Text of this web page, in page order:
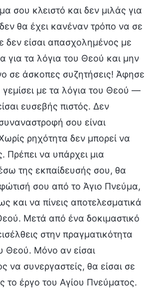
σου κλειστό και δεν μιλάς για
θα έχει κανέναν τρόπο να σε
δεν είσαι απασχολημένος με
για τα λόγια του Θεού και μην
σε άσκοπες συζητήσεις! Άφησε
με τα λόγια του Θεού —
ευσεβής πιστός. Δεν
σου είναι
ρηχότητα δεν μπορεί να
Πρέπει να υπάρχει μια
της εκπαίδευσής σου, θα
σου από το Άγιο Πνεύμα,
και να πίνεις αποτελεσματικά
Μετά από ένα δοκιμαστικό
στην πραγματικότητα
Θεού. Μόνο αν είσαι
να συνεργαστείς, θα είσαι σε
το έργο του Αγίου Πνεύματος.